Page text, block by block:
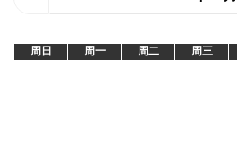
周日 周一 周二 周三